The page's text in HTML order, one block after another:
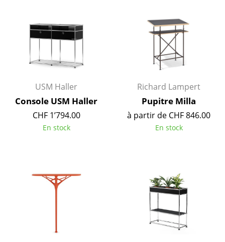
Chaises enfants
Chaises à bascule
Chaises de bureau
Chaises de conférence
Fauteuils de direction
Pièces détachées
Tables de repas
Tables basses
USM Haller
Console USM Haller
CHF 1’794.00
En stock
Richard Lampert
Pupitre Milla
à partir de CHF 846.00
En stock